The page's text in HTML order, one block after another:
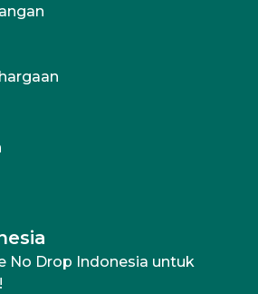
No Drop Indonesia untuk